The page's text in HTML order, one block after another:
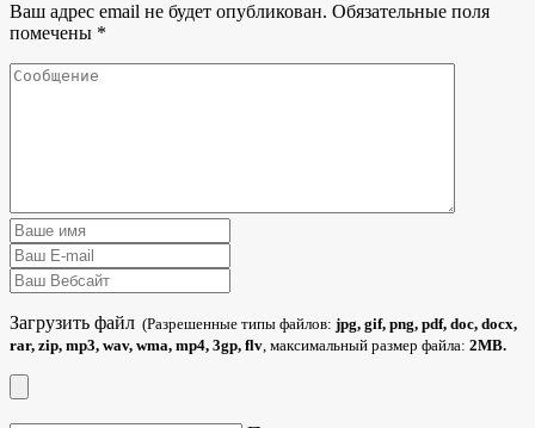
Ваш адрес email не будет опубликован. Обязательные поля
помечены *
Загрузить файл (Разрешенные типы файлов: jpg, gif, png, pdf, doc, docx,
rar, zip, mp3, wav, wma, mp4, 3gp, flv, максимальный размер файла: 2MB.